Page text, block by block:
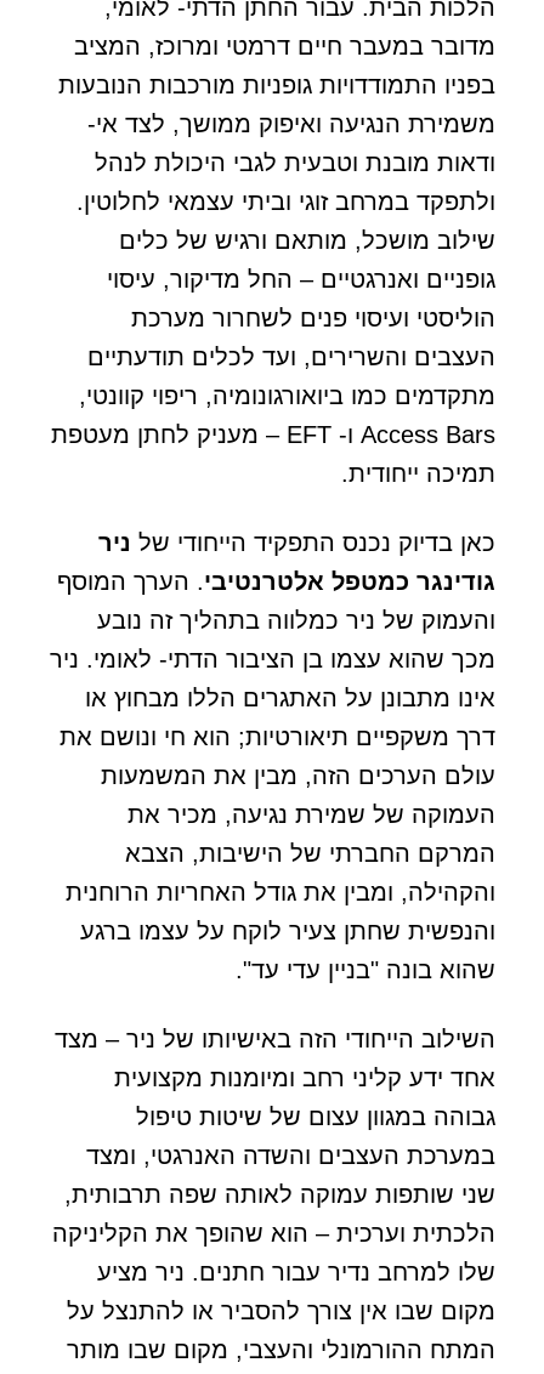
הלכות הבית. עבור החתן הדתי- לאומי,
מדובר במעבר חיים דרמטי ומרוכז, המציב
בפניו התמודדויות גופניות מורכבות הנובעות
משמירת הנגיעה ואיפוק ממושך, לצד אי-
ודאות מובנת וטבעית לגבי היכולת לנהל
ולתפקד במרחב זוגי וביתי עצמאי לחלוטין.
שילוב מושכל, מותאם ורגיש של כלים
גופניים ואנרגטיים – החל מדיקור, עיסוי
הוליסטי ועיסוי פנים לשחרור מערכת
העצבים והשרירים, ועד לכלים תודעתיים
מתקדמים כמו ביואורגונומיה, ריפוי קוונטי,
Access Bars ו- EFT – מעניק לחתן מעטפת
תמיכה ייחודית.
כאן בדיוק נכנס התפקיד הייחודי של ניר
גודינגר כמטפל אלטרנטיבי. הערך המוסף
והעמוק של ניר כמלווה בתהליך זה נובע
מכך שהוא עצמו בן הציבור הדתי- לאומי. ניר
אינו מתבונן על האתגרים הללו מבחוץ או
דרך משקפיים תיאורטיות; הוא חי ונושם את
עולם הערכים הזה, מבין את המשמעות
העמוקה של שמירת נגיעה, מכיר את
המרקם החברתי של הישיבות, הצבא
והקהילה, ומבין את גודל האחריות הרוחנית
והנפשית שחתן צעיר לוקח על עצמו ברגע
שהוא בונה "בניין עדי עד".
השילוב הייחודי הזה באישיותו של ניר – מצד
אחד ידע קליני רחב ומיומנות מקצועית
גבוהה במגוון עצום של שיטות טיפול
במערכת העצבים והשדה האנרגטי, ומצד
שני שותפות עמוקה לאותה שפה תרבותית,
הלכתית וערכית – הוא שהופך את הקליניקה
שלו למרחב נדיר עבור חתנים. ניר מציע
מקום שבו אין צורך להסביר או להתנצל על
המתח ההורמונלי והעצבי, מקום שבו מותר